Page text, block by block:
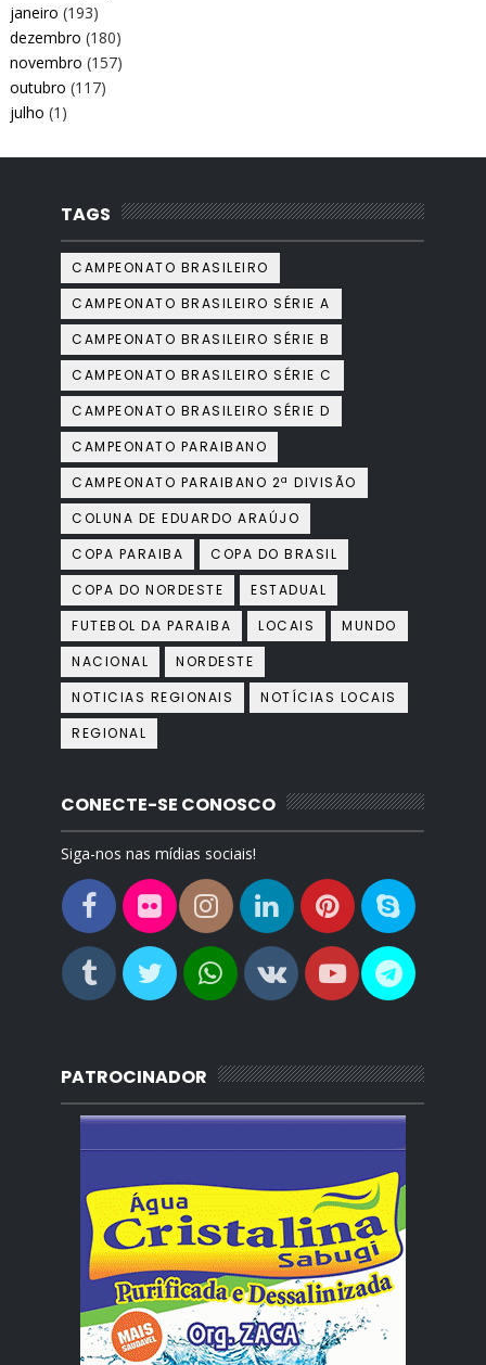
janeiro (193)
dezembro (180)
novembro (157)
outubro (117)
julho (1)
TAGS
CAMPEONATO BRASILEIRO
CAMPEONATO BRASILEIRO SÉRIE A
CAMPEONATO BRASILEIRO SÉRIE B
CAMPEONATO BRASILEIRO SÉRIE C
CAMPEONATO BRASILEIRO SÉRIE D
CAMPEONATO PARAIBANO
CAMPEONATO PARAIBANO 2ª DIVISÃO
COLUNA DE EDUARDO ARAÚJO
COPA PARAIBA
COPA DO BRASIL
COPA DO NORDESTE
ESTADUAL
FUTEBOL DA PARAIBA
LOCAIS
MUNDO
NACIONAL
NORDESTE
NOTICIAS REGIONAIS
NOTÍCIAS LOCAIS
REGIONAL
CONECTE-SE CONOSCO
Siga-nos nas mídias sociais!
PATROCINADOR